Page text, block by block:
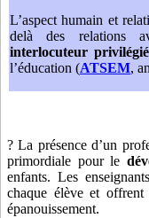
L’aspect humain et
delà des relations
interlocuteur privilégié
l’éducation (ATSEM,
? La présence d’un
primordiale pour le
enfants. Les
chaque élève et
épanouissement.